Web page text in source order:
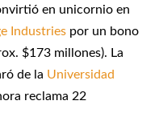
en unicornio en
Industries por un bono
$173 millones). La
de la Universidad
reclama 22